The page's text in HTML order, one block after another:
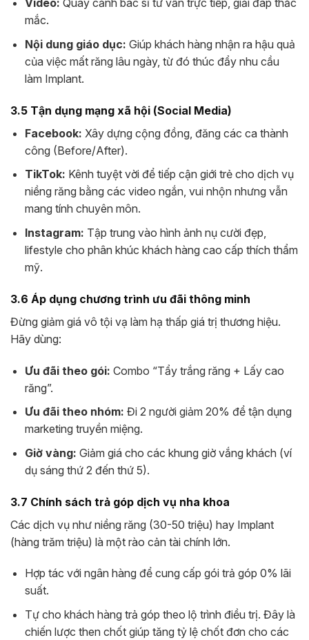
Video: Quay cảnh bác sĩ tư vấn trực tiếp, giải đáp thắc
mắc.
Nội dung giáo dục: Giúp khách hàng nhận ra hậu quả
của việc mất răng lâu ngày, từ đó thúc đẩy nhu cầu
làm Implant.
3.5 Tận dụng mạng xã hội (Social Media)
Facebook: Xây dựng cộng đồng, đăng các ca thành
công (Before/After).
TikTok: Kênh tuyệt vời để tiếp cận giới trẻ cho dịch vụ
niềng răng bằng các video ngắn, vui nhộn nhưng vẫn
mang tính chuyên môn.
Instagram: Tập trung vào hình ảnh nụ cười đẹp,
lifestyle cho phân khúc khách hàng cao cấp thích thẩm
mỹ.
3.6 Áp dụng chương trình ưu đãi thông minh
Đừng giảm giá vô tội vạ làm hạ thấp giá trị thương hiệu.
Hãy dùng:
Ưu đãi theo gói: Combo “Tẩy trắng răng + Lấy cao
răng”.
Ưu đãi theo nhóm: Đi 2 người giảm 20% để tận dụng
marketing truyền miệng.
Giờ vàng: Giảm giá cho các khung giờ vắng khách (ví
dụ sáng thứ 2 đến thứ 5).
3.7 Chính sách trả góp dịch vụ nha khoa
Các dịch vụ như niềng răng (30-50 triệu) hay Implant
(hàng trăm triệu) là một rào cản tài chính lớn.
Hợp tác với ngân hàng để cung cấp gói trả góp 0% lãi
suất.
Tự cho khách hàng trả góp theo lộ trình điều trị. Đây là
chiến lược then chốt giúp tăng tỷ lệ chốt đơn cho các